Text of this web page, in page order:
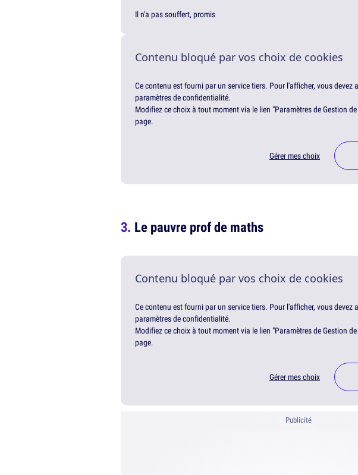
Il n'a pas souffert, promis
Contenu bloqué par vos choix de cookies
Ce contenu est fourni par un service tiers. Pour l'afficher, vous devez
paramètres de confidentialité.
Modifiez ce choix à tout moment via le lien "Paramètres de Gestion
page.
Gérer mes choix
Le pauvre prof de maths
Contenu bloqué par vos choix de cookies
Ce contenu est fourni par un service tiers. Pour l'afficher, vous devez
paramètres de confidentialité.
Modifiez ce choix à tout moment via le lien "Paramètres de Gestion
page.
Gérer mes choix
Publicité